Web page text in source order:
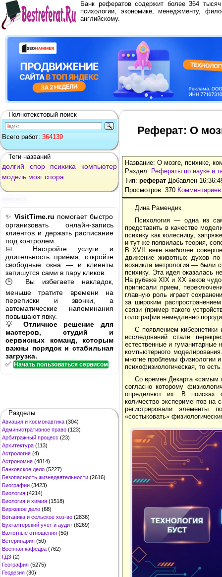
Банк рефератов содержит более 364
психологии, экономике, менеджменту,
английскому.
Полнотекстовый поиск
Всего работ: 364139
Теги названий
долгий спор психика
компьютер
модель мозг спора
✨ VisitTime.ru помогает быстро
организовать онлайн-запись
клиентов и держать расписание
под контролем.
📅 Настройте услуги и
длительность приёма, откройте
свободные окна — и клиенты
запишутся сами в пару кликов.
🕒 Вы избегаете накладок,
меньше тратите времени на
переписки и звонки, а
автоматические напоминания
повышают явку.
💡 Отличное решение для
мастеров, студий и
сервисных команд, которым
важны порядок и стабильная
загрузка.
✅ Начать пользоваться сервисом
Разделы
Авиация и космонавтика (304)
Административное право (123)
Арбитражный процесс (23)
Архитектура (113)
Астрология (4)
Астрономия (4814)
Банковское дело (5227)
Безопасность жизнедеятельности (2616)
Биографии (3423)
Биология (4214)
Биология и химия (1518)
Биржевое дело (68)
Ботаника и сельское хоз-во (2836)
Бухгалтерский учет и аудит (8269)
Валютные отношения (50)
Ветеринария (50)
Военная кафедра (762)
ГДЗ (2)
География (5275)
Геодезия (30)
Реферат: О
Название: О мозге, психике,
Раздел: Рефераты по науке и
Тип: реферат Добавлен
Просмотров: 370
Дина Рамендик
Психология — одна из
представить в качестве
психику как колесницу,
и тут же появилась теория,
В XVII веке наиболее
движение животных духов
возникла метрология — были
психику. Эта идея оказалась
На рубеже XIX и XX веков
приписали прием,
главную роль играет
за широким
связи (пример такого
голографии немедленно
С появлением кибернетики
исследований стали
естественные и гуманитарные
компьютерного
многие проблемы физиологии
психофизиологическая, то
Со времен Декарта «самым
согласно которому
определяют их. В поисках
количество экспериментов
регистрировали элементы
«состыковать»